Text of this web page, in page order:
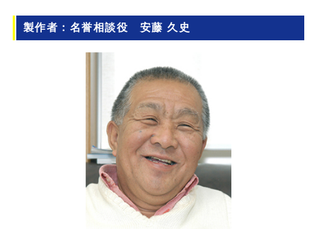
製作者：名誉相談役 安藤 久史